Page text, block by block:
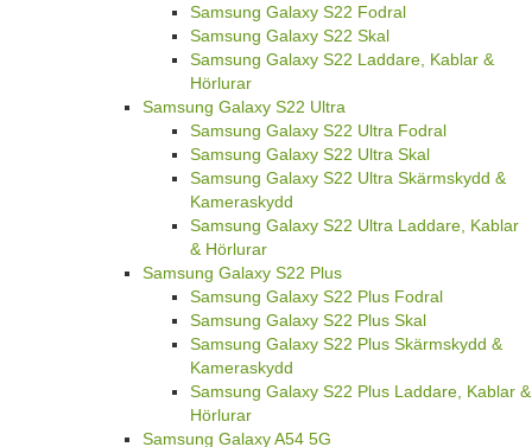
Samsung Galaxy S22 Fodral
Samsung Galaxy S22 Skal
Samsung Galaxy S22 Laddare, Kablar &
Hörlurar
Samsung Galaxy S22 Ultra
Samsung Galaxy S22 Ultra Fodral
Samsung Galaxy S22 Ultra Skal
Samsung Galaxy S22 Ultra Skärmskydd &
Kameraskydd
Samsung Galaxy S22 Ultra Laddare, Kablar
& Hörlurar
Samsung Galaxy S22 Plus
Samsung Galaxy S22 Plus Fodral
Samsung Galaxy S22 Plus Skal
Samsung Galaxy S22 Plus Skärmskydd &
Kameraskydd
Samsung Galaxy S22 Plus Laddare, Kablar &
Hörlurar
Samsung Galaxy A54 5G